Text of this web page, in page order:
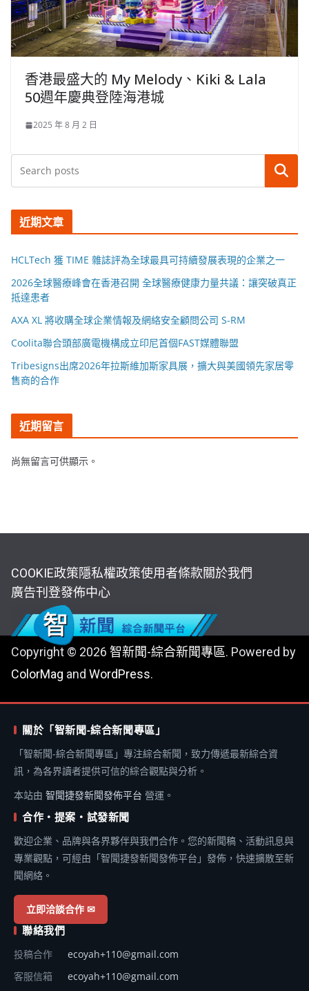
香港最盛大的 My Melody、Kiki & Lala
50週年慶典登陸海港城
2025 年 8 月 2 日
搜尋
近期文章
HCLTech 獲 TIME 雜誌評為全球最具可持續發展表現的企業之一
2026全球醫療峰會在香港召開 全球醫療健康力量共議：讓突破真正
抵達患者
AXA XL 將收購全球企業情報及網絡安全顧問公司 S-RM
Coolita聯合頭部廣電機構成立印尼首個FAST媒體聯盟
Tribesigns出席2026年拉斯維加斯家具展，擴大與美國領先家居零
售商的合作
近期留言
尚無留言可供顯示。
COOKIE政策隱私權政策使用者條款關於我們
廣告刊登發佈中心
Copyright © 2026 智新聞-綜合新聞專區. Powered by
ColorMag and WordPress.
關於「智新聞-綜合新聞專區」
「智新聞-綜合新聞專區」專注綜合新聞，致力傳遞最新綜合資
訊，為各界讀者提供可信的綜合觀點與分析。
本站由 智聞捷發新聞發佈平台 營運。
合作・提案・試發新聞
歡迎企業、品牌與各界夥伴與我們合作。您的新聞稿、活動訊息與
專業觀點，可經由「智聞捷發新聞發佈平台」發佈，快速擴散至新
聞網絡。
立即洽談合作 ✉
聯絡我們
投稿合作
ecoyah+110@gmail.com
客服信箱
ecoyah+110@gmail.com